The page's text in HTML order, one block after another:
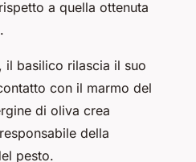
a quella ottenuta
il basilico rilascia il suo
con il marmo del
di oliva crea
della
pesto.